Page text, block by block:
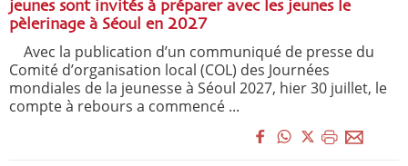
jeunes sont invités à préparer avec les jeunes le
pèlerinage à Séoul en 2027
Avec la publication d’un communiqué de presse du
Comité d’organisation local (COL) des Journées
mondiales de la jeunesse à Séoul 2027, hier 30 juillet, le
compte à rebours a commencé ...